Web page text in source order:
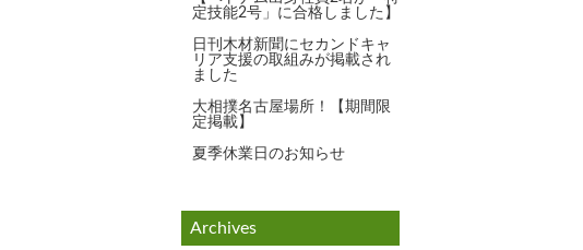
定技能2号」に合格しました】
日刊木材新聞にセカンドキャ
リア支援の取組みが掲載され
ました
大相撲名古屋場所！【期間限
定掲載】
夏季休業日のお知らせ
Archives